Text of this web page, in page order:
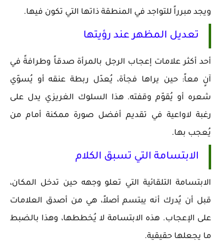
ويجد مبرراً للتواجد في المنطقة ذاتها التي تكون فيها.
تعديل المظهر عند رؤيتها
أحد أكثر علامات إعجاب الرجل بالمرأة صدقاً وطرافةً في
آنٍ معاً: حين يراها فجأة، يُعدّل ربطة عنقه أو يُسوّي
شعره أو يُقوّم وقفته. هذا السلوك الغريزي يدل على
رغبة لاواعية في تقديم أفضل صورة ممكنة أمام من
يُعجب بها.
الابتسامة التي تسبق الكلام
الابتسامة التلقائية التي تعلو وجهه حين تدخل المكان،
قبل أن يُدرك أنه يبتسم أصلاً، هي من أصدق العلامات
على الإعجاب. هذه الابتسامة لا يُخططها، وهذا بالضبط
ما يجعلها حقيقية.